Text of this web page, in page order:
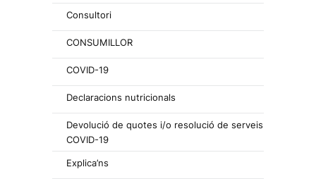
Consultori
CONSUMILLOR
COVID-19
Declaracions nutricionals
Devolució de quotes i/o resolució de serveis
COVID-19
Explica’ns